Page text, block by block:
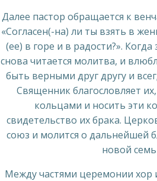
Далее пастор обращается к
«Согласен(-на) ли ты взять в
(ее) в горе и в радости?». Когда
снова читается молитва, и
быть верными друг другу и
Священник благословляет
кольцами и носить эти
свидетельство их брака.
союз и молится о дальнейшей
новой
Между частями церемонии хор